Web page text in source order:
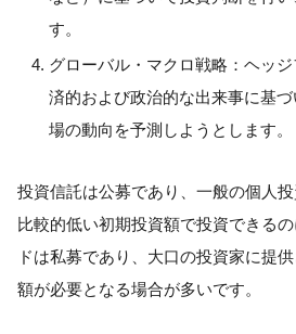
す。
グローバル・マクロ戦略：ヘッ
済的および政治的な出来事に基
場の動向を予測しようとします。
投資信託は公募であり、一般の個人投
比較的低い初期投資額で投資できる
ドは私募であり、大口の投資家に提
額が必要となる場合が多いです。